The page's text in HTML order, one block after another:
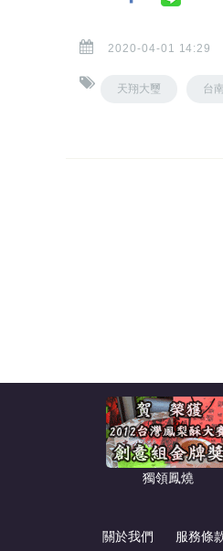
2020-04-01 14:29
天翔大璽 台
獨領鳳燒
關於我們 服務條